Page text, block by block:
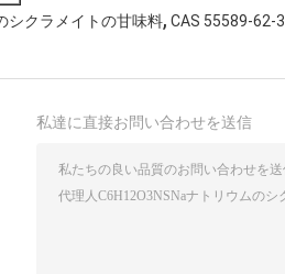
シクラメイトの甘味料, CAS 55589-62-3
私達に直接お問い合わせを送信